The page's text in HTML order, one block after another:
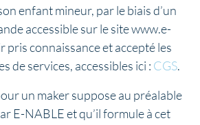
enfant mineur, par le biais d’un
accessible sur le site www.e-
pris connaissance et accepté les
de services, accessibles ici : CGS.
un maker suppose au préalable
E-NABLE et qu’il formule à cet